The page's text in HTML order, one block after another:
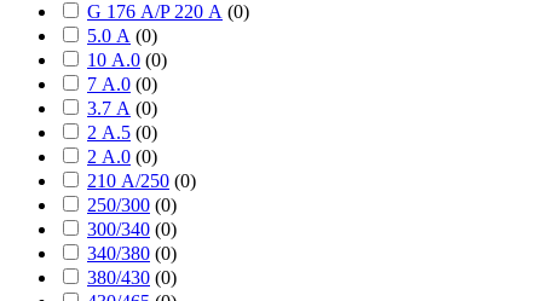
G 176 А/P 220 А (0)
5.0 А (0)
10 А.0 (0)
7 А.0 (0)
3.7 А (0)
2 А.5 (0)
2 А.0 (0)
210 А/250 (0)
250/300 (0)
300/340 (0)
340/380 (0)
380/430 (0)